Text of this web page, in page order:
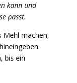
kann und
passt.
Mehl machen,
bis ein